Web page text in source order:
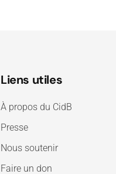
Liens utiles
À propos du CidB
Presse
Nous soutenir
Faire un don